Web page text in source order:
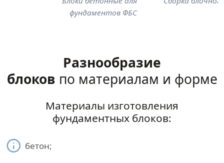
фундаментов ФБС
Разнообразие
блоков по материалам и форме
Материалы изготовления
фундаментных блоков:
бетон;